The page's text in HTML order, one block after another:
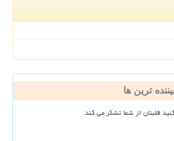
ترین ها
قلبتان از شما تشکر می کند